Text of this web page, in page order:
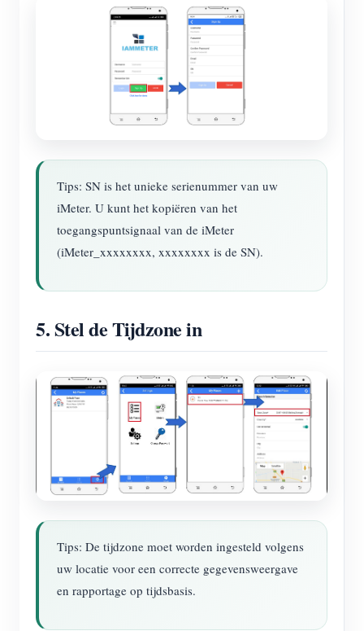
Tips: SN is het unieke serienummer van uw
iMeter. U kunt het kopiëren van het
toegangspuntsignaal van de iMeter
(iMeter_xxxxxxxx, xxxxxxxx is de SN).
5. Stel de Tijdzone in
Tips: De tijdzone moet worden ingesteld volgens
uw locatie voor een correcte gegevensweergave
en rapportage op tijdsbasis.